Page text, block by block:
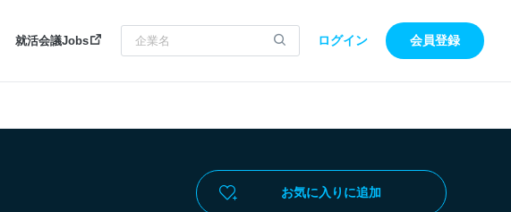
就活会議Jobs ログイン 会員登録
お気に入りに追加